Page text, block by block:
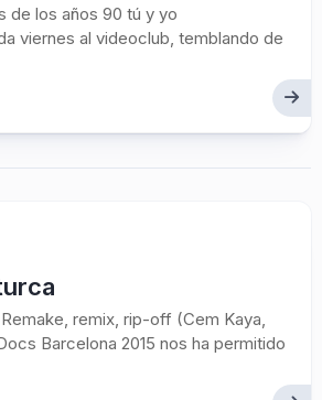
de los años 90 tú y yo
viernes al videoclub, temblando de
remix, rip-off (Cem Kaya,
Barcelona 2015 nos ha permitido